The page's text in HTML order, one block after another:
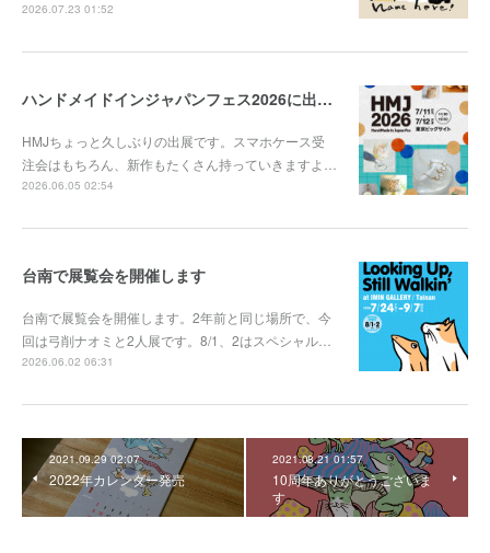
2026.07.23 01:52
ハンドメイドインジャパンフェス2026に出展します
HMJちょっと久しぶりの出展です。スマホケース受
注会はもちろん、新作もたくさん持っていきますよ…
2026.06.05 02:54
台南で展覧会を開催します
台南で展覧会を開催します。2年前と同じ場所で、今
回は弓削ナオミと2人展です。8/1、2はスペシャル…
2026.06.02 06:31
2021.09.29 02:07
2022年カレンダー発売
2021.08.21 01:57
10周年ありがとうございま
す